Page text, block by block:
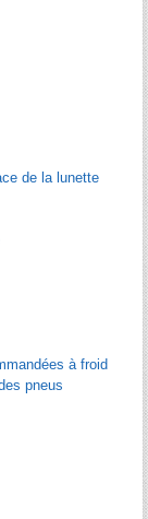
de la lunette
à froid
pneus